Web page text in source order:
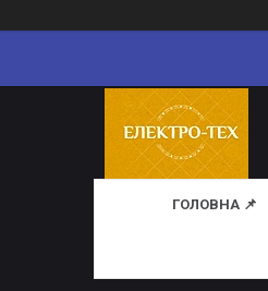
ГОЛОВНА 📌